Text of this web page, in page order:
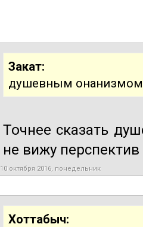
Закат:
душевным онанизмом
Точнее сказать
не вижу перспектив
10 октября 2016, понедельник
Хоттабыч: